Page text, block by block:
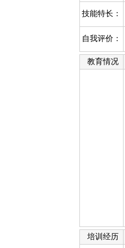
技能特长：
自我评价：
教育情况
培训经历